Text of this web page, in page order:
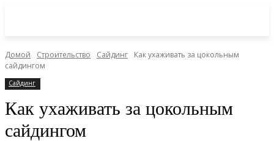
Домой Строительство Сайдинг
Как ухаживать за цокольным
сайдингом
Сайдинг
Как ухаживать за цокольным
сайдингом